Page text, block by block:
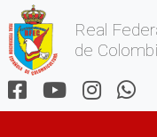
Real
de